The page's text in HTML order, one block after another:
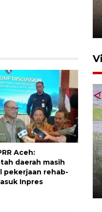
Aceh:
daerah masih
pekerjaan rehab-
Inpres
gedung lapas